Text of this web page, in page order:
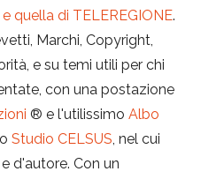
e quella di TELEREGIONE.
Marchi, Copyright,
e su temi utili per chi
con una postazione
® e l'utilissimo Albo
Studio CELSUS, nel cui
d'autore. Con un